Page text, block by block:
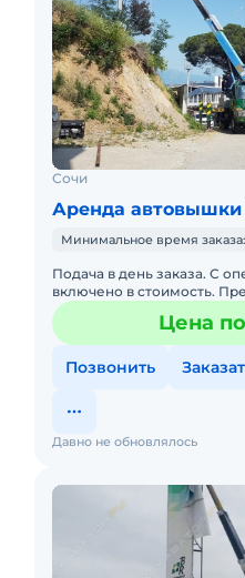
Сочи
Аренда автовышки
Минимальное время
Подача в день заказа. С
включено в стоимость.
на шасси нисан высота
грузоподъемность люльки
Цена
Позвонить
Давно не обновлялось